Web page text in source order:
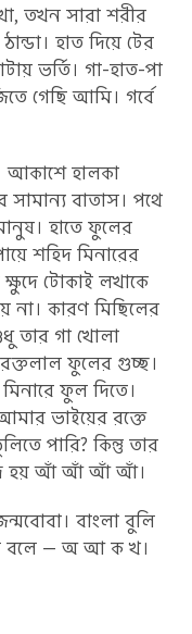
তখন সারা শরীর
হাত দিয়ে টের
ভর্তি। গা-হাত-পা
গেছি আমি। গর্বে
আকাশে হালকা
বাতাস। পথে
হাতে ফুলের
শহিদ মিনারের
টোকাই লখাকে
না। কারণ মিছিলের
তার গা খোলা
ফুলের গুচ্ছ।
ফুল দিতে।
ভাইয়ের রক্তে
পারি? কিন্তু তার
হয় আঁ আঁ আঁ আঁ।
বাংলা বুলি
বলে — অ আ ক খ।